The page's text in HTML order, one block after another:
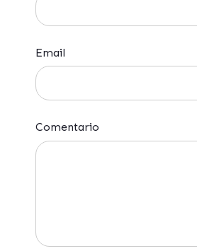
Email
Comentario